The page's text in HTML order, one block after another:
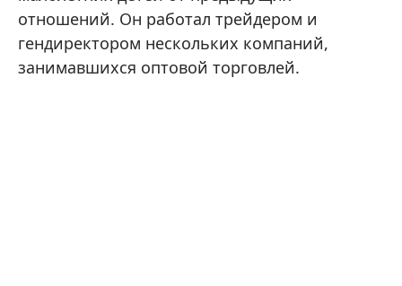
отношений. Он работал трейдером и
гендиректором нескольких компаний,
занимавшихся оптовой торговлей.